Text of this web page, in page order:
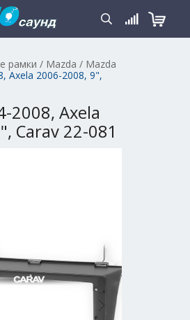
рамки / Mazda / Mazda
Axela 2006-2008, 9",
2008, Axela
Carav 22-081